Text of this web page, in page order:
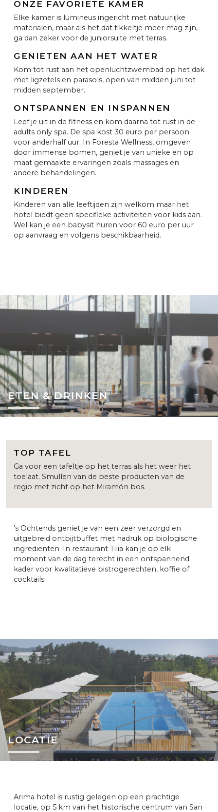
ONZE FAVORIETE KAMER
Elke kamer is lumineus ingericht met natuurlijke
materialen, maar als het dat tikkeltje meer mag zijn,
ga dan zeker voor de juniorsuite met terras.
GENIETEN AAN HET WATER
Kom tot rust aan het openluchtzwembad op het dak
met ligzetels en parasols, open van midden juni tot
midden september.
ONTSPANNEN EN INSPANNEN
Leef je uit in de fitness en kom daarna tot rust in de
adults only spa. De spa kost 30 euro per persoon
voor anderhalf uur. In Foresta Wellness, omgeven
door immense bomen, geniet je van unieke en op
maat gemaakte ervaringen zoals massages en
andere behandelingen.
KINDEREN
Kinderen van alle leeftijden zijn welkom maar het
hotel biedt geen specifieke activiteiten voor kids aan.
Wel kan je een babysit huren voor 60 euro per uur
op aanvraag en volgens beschikbaarheid.
ETEN & DRINKEN
TOP TAFEL
Ga voor een tafeltje op het terras als het weer het
toelaat. Smullen van de beste producten van de
regio met zicht op het Miramón bos.
’s Ochtends geniet je van een zeer verzorgd en
uitgebreid ontbijtbuffet met nadruk op biologische
ingrediënten. In restaurant Tilia kan je op elk
moment van de dag terecht in een ontspannend
kader voor kwalitatieve bistrogerechten, koffie of
cocktails.
LOCATIE
Arima hotel is rustig gelegen op een prachtige
locatie, op 5 km van het historische centrum van San